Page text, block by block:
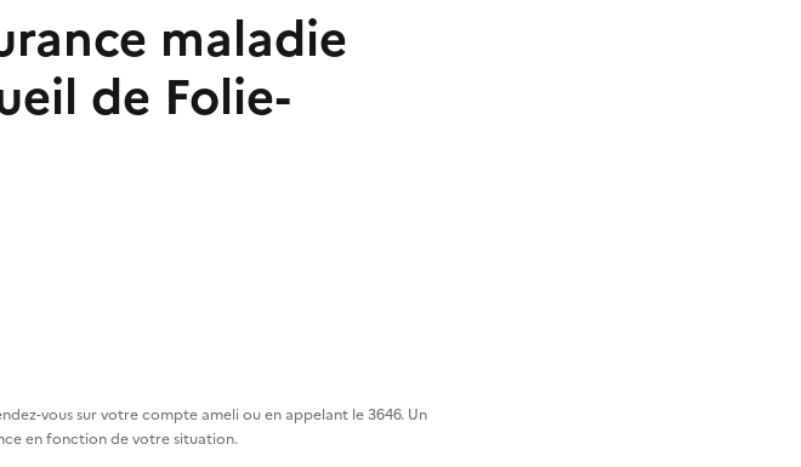
maladie
de Folie-
vous sur votre compte ameli ou en appelant le 3646. Un
en fonction de votre situation.